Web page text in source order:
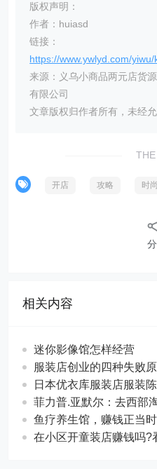
版权声明：
作者：huiasd
链接：
https://www.ywlyd.com/
来源：义乌小商品两元店货
有限公司
文章版权归作者所有，未经允
开店 攻略 时尚
相关内容
迷你影像馆怎样经营
服装店创业的四种失败
日本优衣库服装店服装
菲力普.亚默尔：去西部
鱼疗养生馆，赚钱正当时
在小区开童装店赚钱吗?